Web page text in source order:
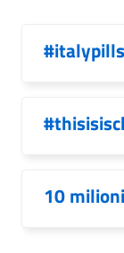
#italypills
10 milioni